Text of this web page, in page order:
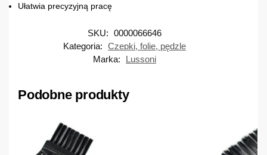
Ułatwia precyzyjną pracę
SKU: 0000066646
Kategoria: Czepki, folie, pędzle
Marka:
Lussoni
Podobne produkty